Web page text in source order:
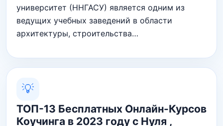
университет (ННГАСУ) является одним из
ведущих учебных заведений в области
архитектуры, строительства…
💡
ТОП-13 Бесплатных Онлайн-Курсов
Коучинга в 2023 году с Нуля ,